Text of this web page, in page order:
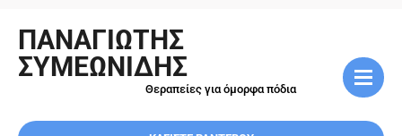
ΠΑΝΑΓΙΩΤΗΣ
ΣΥΜΕΩΝΙΔΗΣ
Θεραπείες για όμορφα πόδια